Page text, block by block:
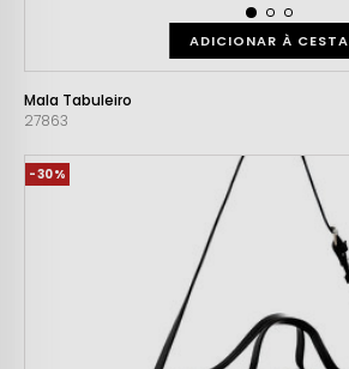
ADICIONAR À CESTA
Mala Tabuleiro
27863
-30%